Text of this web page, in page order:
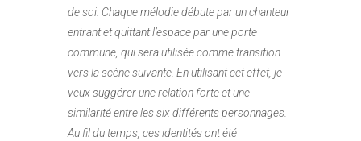
de soi. Chaque mélodie débute par un chanteur
entrant et quittant l’espace par une porte
commune, qui sera utilisée comme transition
vers la scène suivante. En utilisant cet effet, je
veux suggérer une relation forte et une
similarité entre les six différents personnages.
Au fil du temps, ces identités ont été